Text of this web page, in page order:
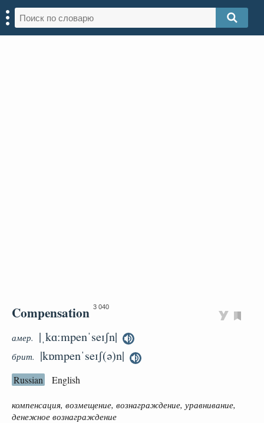
Compensation 3 040
амер. |ˌkɑːmpenˈseɪʃn|
брит. |kɒmpenˈseɪʃ(ə)n|
Russian English
компенсация, возмещение, вознаграждение, уравнивание,
денежное вознаграждение